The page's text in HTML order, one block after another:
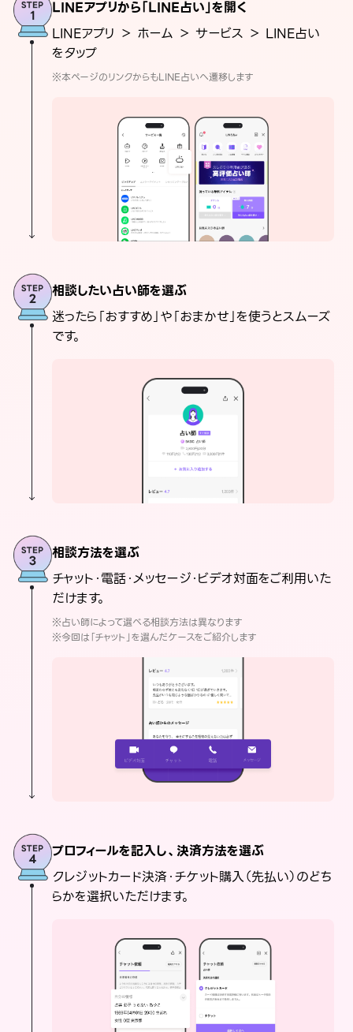
LINEアプリから「LINE占い」を開く
LINEアプリ ＞ ホーム ＞ サービス ＞ LINE占い
をタップ
※本ページのリンクからもLINE占いへ遷移します
相談したい占い師を選ぶ
迷ったら「おすすめ」や「おまかせ」を使うとスムーズ
です。
相談方法を選ぶ
チャット・電話・メッセージ・ビデオ対面をご利用いた
だけます。
※占い師によって選べる相談方法は異なります
※今回は「チャット」を選んだケースをご紹介します
プロフィールを記入し、決済方法を選ぶ
クレジットカード決済・チケット購入（先払い）のどち
らかを選択いただけます。